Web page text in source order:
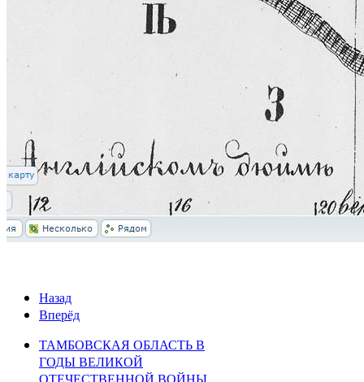
Назад
Вперёд
ТАМБОВСКАЯ ОБЛАСТЬ В
ГОДЫ ВЕЛИКОЙ
ОТЕЧЕСТВЕННОЙ ВОЙНЫ